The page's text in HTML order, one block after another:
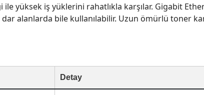
yüksek iş yüklerini rahatlıkla karşılar. Gigabit
dar alanlarda bile kullanılabilir. Uzun ömürlü toner
Detay